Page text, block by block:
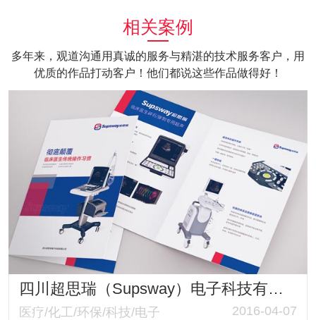
相关案例
多年来，观道沟通用真诚的服务与精湛的技术服务客户，用
优质的作品打动客户！他们都说这些作品做得好！
四川超思瑞（Supsway）电子科技有限公司品牌策划与产品折页设计
医疗/化工/环保/科技/电子 2016-04-07